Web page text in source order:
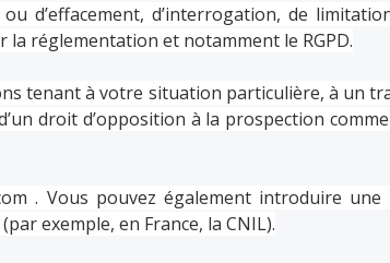
d’effacement, d’interrogation, de
la réglementation et notamment le RGPD.
tenant à votre situation particulière, à un
droit d’opposition à la prospection
. Vous pouvez également introduire une
exemple, en France, la CNIL).